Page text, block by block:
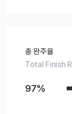
총 완주율
Total Finish
97%